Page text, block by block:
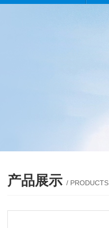
产品展示 / PRODUCTS